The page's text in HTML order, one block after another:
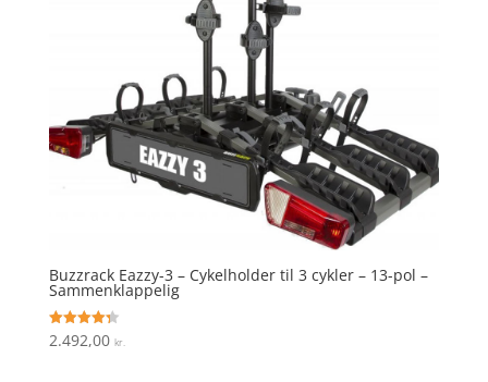
Buzzrack Eazzy-3 – Cykelholder til 3 cykler – 13-pol –
Sammenklappelig
Vurderet
4.3
2.492,00 kr.